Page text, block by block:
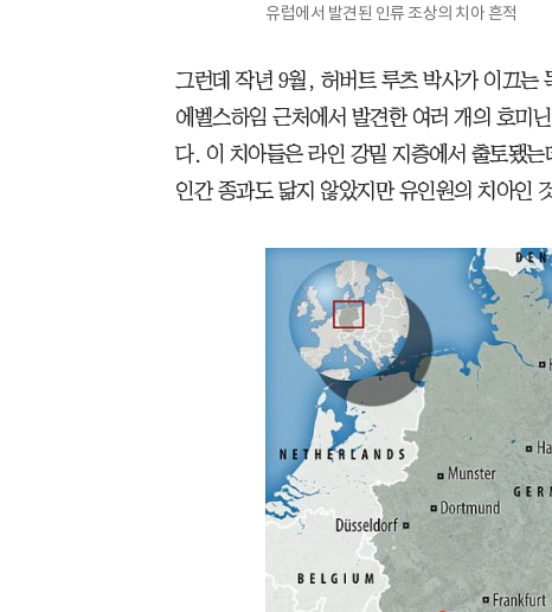
유럽에서 발견된 인류 조상의 치아 흔적
그런데 작년 9월, 허버트 루츠 박사가 이끄는
에벨스하임 근처에서 발견한 여러 개의 호미
다. 이 치아들은 라인 강밑 지층에서 출토됐
인간 종과도 닮지 않았지만 유인원의 치아인